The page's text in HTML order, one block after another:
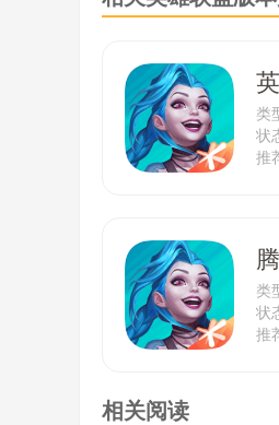
类
状
推
类
状
推
相关阅读